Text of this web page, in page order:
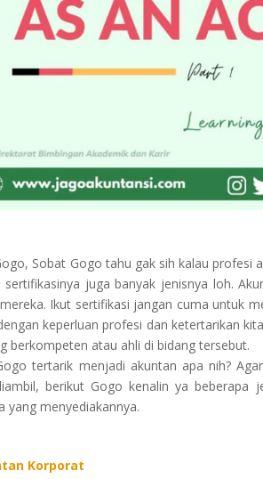
Sobat Gogo tahu gak sih kalau profesi
sertifikasinya juga banyak jenisnya loh.
Ikut sertifikasi jangan cuma untuk
keperluan profesi dan ketertarikan
berkompeten atau ahli di bidang tersebut.
tertarik menjadi akuntan apa nih?
berikut Gogo kenalin ya beberapa
yang menyediakannya.
Korporat